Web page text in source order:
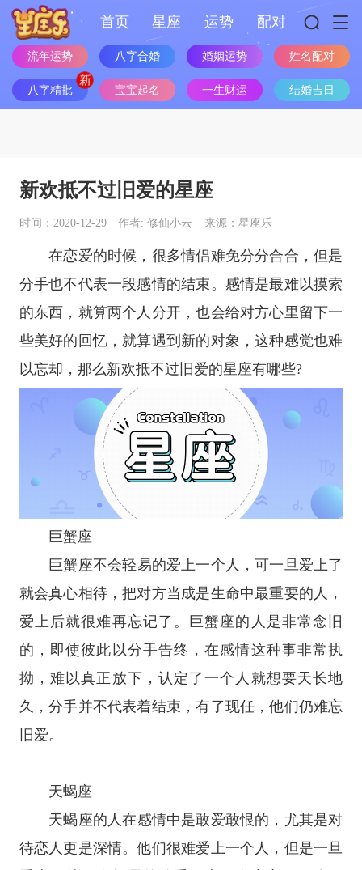
首页 星座 运势 配对
流年运势 八字合婚 婚姻运势 姓名配对
八字精批 宝宝起名 一生财运 结婚吉日
新欢抵不过旧爱的星座
时间：2020-12-29 作者: 修仙小云 来源：星座乐
在恋爱的时候，很多情侣难免分分合合，但是
分手也不代表一段感情的结束。感情是最难以摸索
的东西，就算两个人分开，也会给对方心里留下一
些美好的回忆，就算遇到新的对象，这种感觉也难
以忘却，那么新欢抵不过旧爱的星座有哪些?
巨蟹座
巨蟹座不会轻易的爱上一个人，可一旦爱上了
就会真心相待，把对方当成是生命中最重要的人，
爱上后就很难再忘记了。巨蟹座的人是非常念旧
的，即使彼此以分手告终，在感情这种事非常执
拗，难以真正放下，认定了一个人就想要天长地
久，分手并不代表着结束，有了现任，他们仍难忘
旧爱。
天蝎座
天蝎座的人在感情中是敢爱敢恨的，尤其是对
待恋人更是深情。他们很难爱上一个人，但是一旦